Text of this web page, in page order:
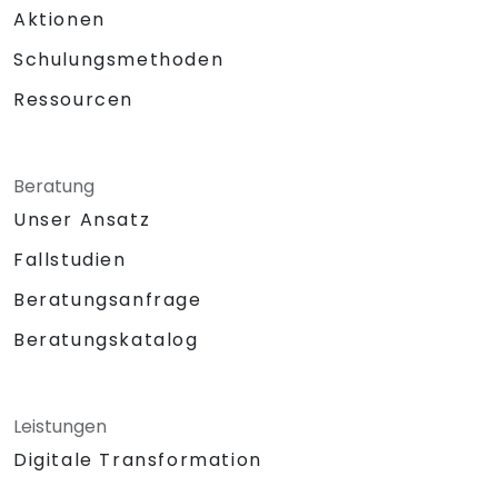
Aktionen
Schulungsmethoden
Ressourcen
Beratung
Unser Ansatz
Fallstudien
Beratungsanfrage
Beratungskatalog
Leistungen
Digitale Transformation